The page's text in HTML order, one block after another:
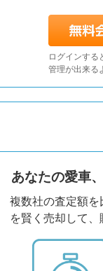
ログインする
管理が出来る
あなたの愛車
複数社の査定額
を賢く売却して